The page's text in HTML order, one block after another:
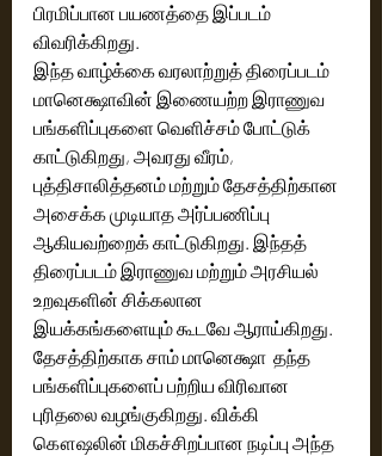
பிரமிப்பான பயணத்தை இப்படம்
விவரிக்கிறது.
இந்த வாழ்க்கை வரலாற்றுத் திரைப்படம்
மானெக்ஷாவின் இணையற்ற இராணுவ
பங்களிப்புகளை வெளிச்சம் போட்டுக்
காட்டுகிறது, அவரது வீரம்,
புத்திசாலித்தனம் மற்றும் தேசத்திற்கான
அசைக்க முடியாத அர்ப்பணிப்பு
ஆகியவற்றைக் காட்டுகிறது. இந்தத்
திரைப்படம் இராணுவ மற்றும் அரசியல்
உறவுகளின் சிக்கலான
இயக்கங்களையும் கூடவே ஆராய்கிறது.
தேசத்திற்காக சாம் மானெக்ஷா  தந்த
பங்களிப்புகளைப் பற்றிய விரிவான
புரிதலை வழங்குகிறது. விக்கி
கௌஷலின் மிகச்சிறப்பான நடிப்பு அந்த